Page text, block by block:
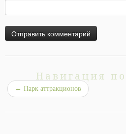
Навигация
← Парк аттракционов